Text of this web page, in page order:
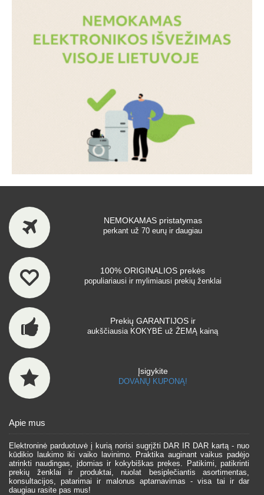
NEMOKAMAS pristatymas
perkant už 70 eurų ir daugiau
100% ORIGINALIOS prekės
populiariausi ir mylimiausi prekių ženklai
Prekių GARANTIJOS ir
aukščiausia KOKYBĖ už ŽEMĄ kainą
Įsigykite
DOVANŲ KUPONĄ!
Apie mus
Elektroninė parduotuvė į kurią norisi sugrįžti DAR IR DAR kartą - nuo
kūdikio laukimo iki vaiko lavinimo. Praktika auginant vaikus padėjo
atrinkti naudingas, įdomias ir kokybiškas prekes. Patikimi, patikrinti
prekių ženklai ir produktai, nuolat besiplečiantis asortimentas,
konsultacijos, patarimai ir malonus aptarnavimas - visa tai ir dar
daugiau rasite pas mus!